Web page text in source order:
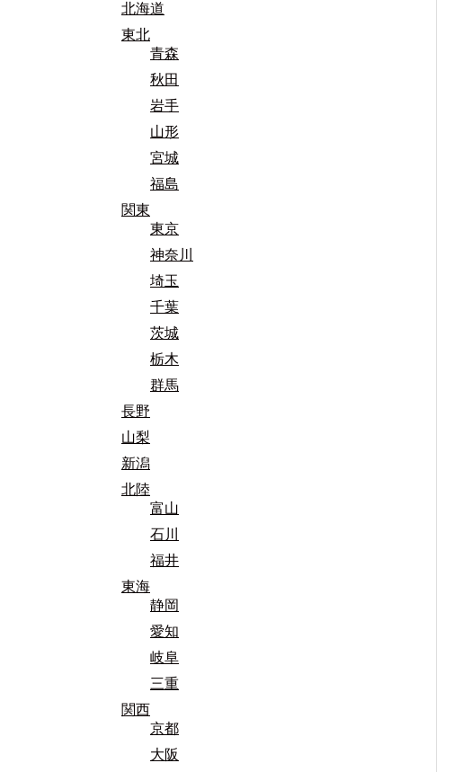
北海道
東北
青森
秋田
岩手
山形
宮城
福島
関東
東京
神奈川
埼玉
千葉
茨城
栃木
群馬
長野
山梨
新潟
北陸
富山
石川
福井
東海
静岡
愛知
岐阜
三重
関西
京都
大阪